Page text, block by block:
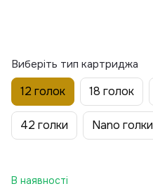
Виберіть тип картриджа
12 голок 18 голок
42 голки Nano голки
В наявності